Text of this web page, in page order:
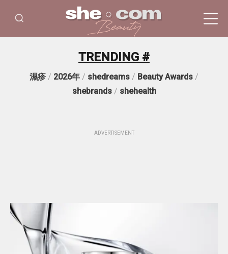
TRENDING #
濕疹 / 2026年 / shedreams / Beauty Awards /
shebrands/ shehealth
ADVERTISEMENT